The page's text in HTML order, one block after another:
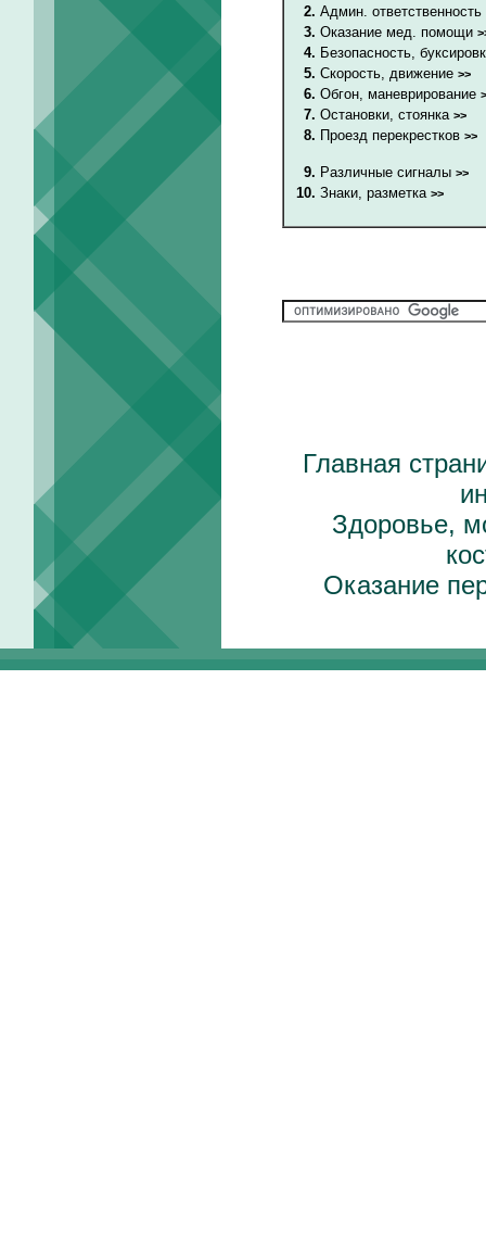
2. Админ. ответственность
3. Оказание мед. помощи
4. Безопасность,
5. Скорость, движение >>
6. Обгон, маневрирование
7. Остановки, стоянка >>
8. Проезд перекрестков >>
9. Различные сигналы >>
10. Знаки, разметка >>
Главная
Здоровье,
Оказание